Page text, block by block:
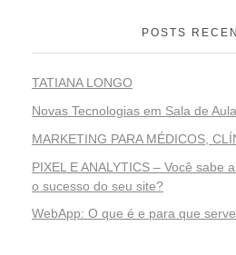
POSTS
TATIANA LONGO
Novas Tecnologias em Sala de Aula
MARKETING PARA MÉDICOS,
PIXEL E ANALYTICS – Você sabe
o sucesso do seu site?
WebApp: O que é e para que